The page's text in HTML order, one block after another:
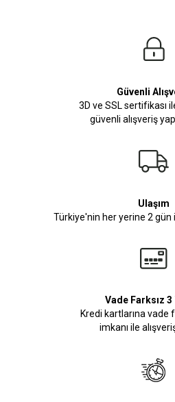
Güvenli
3D ve SSL sertifikası
güvenli alışveriş
Ulaşım
Türkiye'nin her yerine 2 gün
Vade Farksız
Kredi kartlarına vade
imkanı ile